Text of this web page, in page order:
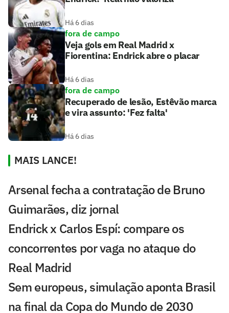
Há 6 dias
fora de campo
Veja gols em Real Madrid x
Fiorentina: Endrick abre o placar
Há 6 dias
fora de campo
Recuperado de lesão, Estêvão marca
e vira assunto: 'Fez falta'
Há 6 dias
MAIS LANCE!
Arsenal fecha a contratação de Bruno
Guimarães, diz jornal
Endrick x Carlos Espí: compare os
concorrentes por vaga no ataque do
Real Madrid
Sem europeus, simulação aponta Brasil
na final da Copa do Mundo de 2030